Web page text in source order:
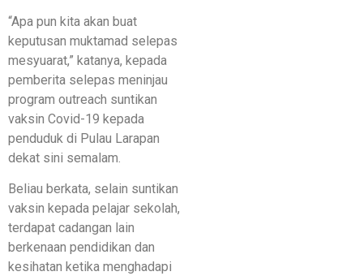
“Apa pun kita akan buat
keputusan muktamad selepas
mesyuarat,” katanya, kepada
pemberita selepas meninjau
program outreach suntikan
vaksin Covid-19 kepada
penduduk di Pulau Larapan
dekat sini semalam.
Beliau berkata, selain suntikan
vaksin kepada pelajar sekolah,
terdapat cadangan lain
berkenaan pendidikan dan
kesihatan ketika menghadapi